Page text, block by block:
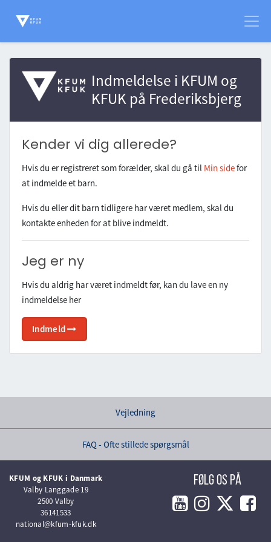
Indmeldelse i KFUM og
KFUK på Frederiksbjerg
Kender vi dig allerede?
Hvis du er registreret som forælder, skal du gå til Min sidefor
at indmelde et barn.
Hvis du eller dit barn tidligere har været medlem, skal du
kontakte enheden for at blive indmeldt.
Jeg er ny
Hvis du aldrig har været indmeldt før, kan du lave en ny
indmeldelse her
Indmeld
Vejledning
FAQ - Ofte stillede spørgsmål
KFUM og KFUK i Danmark
Valby Langgade 19
2500 Valby
36141533
national@kfum-kfuk.dk
Følg os på